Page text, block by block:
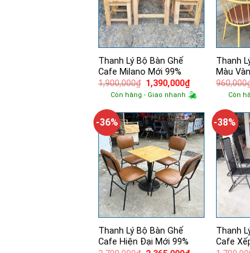
Thanh Lý Bộ Bàn Ghế
Cafe Milano Mới 99%
1,900,000₫ Giá
gốc
là:
1,390,000₫Giá
hiện
tại
1,390,000₫.
Còn hàng - Giao nhanh
Thanh
Màu
960,000
Còn
-36%
Thanh Lý Bộ Bàn Ghế
Cafe Hiện Đại Mới 99%
-38%
Thanh
Cafe